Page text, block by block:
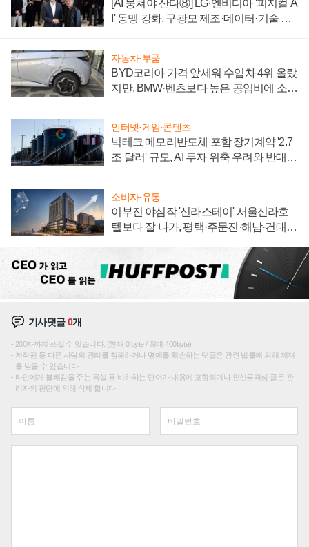
[AI 뭉쳐야 산다⑧] LG·엔비디아 '피지컬 A
I' 동맹 강화, 구광모 제조·데이터·기술 결
자동차·부품
BYD코리아 가격 앞세워 수입차 4위 올랐
지만, BMW·벤츠보다 높은 공임비에 소비
인터넷·게임·콘텐츠
빅테크 메모리반도체 포함 장기계약 '2.7
조 달러' 규모, AI 투자 위축 우려와 반대
소비자·유통
이부진 야심작 '신라스테이' 서울신라호
텔보다 잘 나가, 평택·주문진·해남·건대로
기사댓글0개
200자까지 쓰실 수 있습니다. (현재 0 byte / 최대 400byte)
저작권 등 다른 사람의 권리를 침해하거나 명예를 훼손하는 댓글은 관련 법률에 의해 제재
를 받을 수 있습니다.
타인에게 불쾌감을 주는 욕설 등 비하하는 단어가 내용에 포함되거나 인신공격성 글은 관
리자의 판단에 의해 삭제 합니다.